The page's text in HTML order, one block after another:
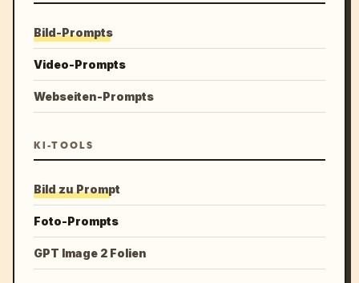
Bild-Prompts
Video-Prompts
Webseiten-Prompts
KI-TOOLS
Bild zu Prompt
Foto-Prompts
GPT Image 2 Folien